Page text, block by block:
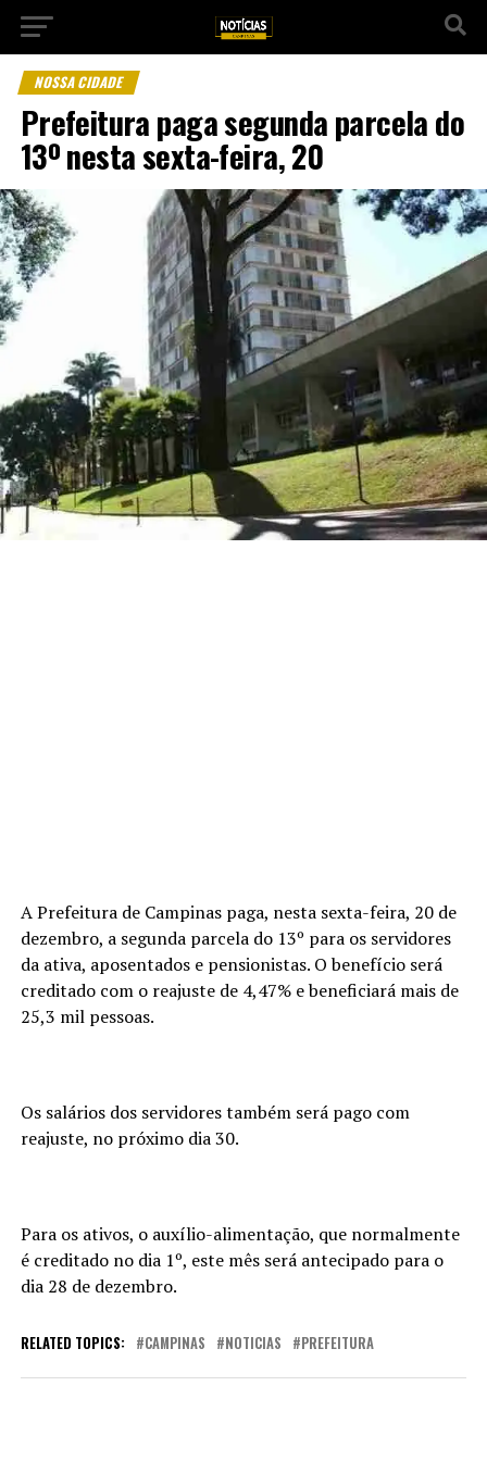
NOSSA CIDADE
Prefeitura paga segunda parcela do
13º nesta sexta-feira, 20
A Prefeitura de Campinas paga, nesta sexta-feira, 20 de
dezembro, a segunda parcela do 13º para os servidores
da ativa, aposentados e pensionistas. O benefício será
creditado com o reajuste de 4,47% e beneficiará mais de
25,3 mil pessoas.
Os salários dos servidores também será pago com
reajuste, no próximo dia 30.
Para os ativos, o auxílio-alimentação, que normalmente
é creditado no dia 1º, este mês será antecipado para o
dia 28 de dezembro.
RELATED TOPICS: CAMPINAS NOTICIAS PREFEITURA